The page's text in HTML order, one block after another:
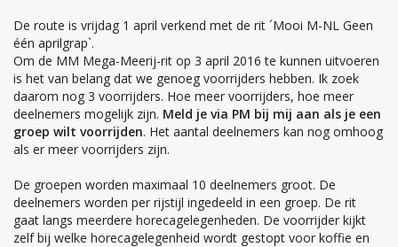
De route is vrijdag 1 april verkend met de rit ´Mooi M-NL Geen
één aprilgrap`.
Om de MM Mega-Meerij-rit op 3 april 2016 te kunnen uitvoeren
is het van belang dat we genoeg voorrijders hebben. Ik zoek
daarom nog 3 voorrijders. Hoe meer voorrijders, hoe meer
deelnemers mogelijk zijn. Meld je via PM bij mij aan als je een
groep wilt voorrijden. Het aantal deelnemers kan nog omhoog
als er meer voorrijders zijn.
De groepen worden maximaal 10 deelnemers groot. De
deelnemers worden per rijstijl ingedeeld in een groep. De rit
gaat langs meerdere horecagelegenheden. De voorrijder kijkt
zelf bij welke horecagelegenheid wordt gestopt voor koffie en